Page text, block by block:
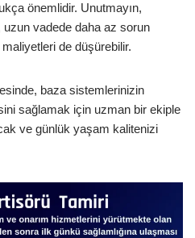
önemlidir. Unutmayın,
vadede daha az sorun
de düşürebilir.
baza sistemlerinizin
sağlamak için uzman bir ekiple
ve günlük yaşam kalitenizi